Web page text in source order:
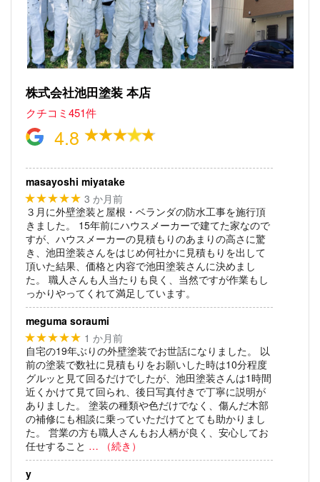
株式会社池田塗装 本店
クチコミ451件
4.8
masayoshi miyatake
★★★★★ 3 か月前
３月に外壁塗装と屋根・ベランダの防水工事を施行頂
きました。
15年前にハウスメーカーで建てた家なので
すが、ハウスメーカーの見積もりのあまりの高さに驚
き、池田塗装さんをはじめ何社かに見積もりを出して
頂いた結果、価格と内容で池田塗装さんに決めまし
た。
職人さんも人当たりも良く、当然ですが作業もし
っかりやってくれて満足しています。
meguma soraumi
★★★★★ 1 か月前
自宅の19年ぶりの外壁塗装でお世話になりました。
以
前の塗装で数社に見積もりをお願いした時は10分程度
グルッと見て回るだけでしたが、池田塗装さんは1時間
近くかけて見て回られ、後日写真付きで丁寧に説明が
ありました。
塗装の種類や色だけでなく、傷んだ木部
の補修にも相談に乗っていただけてとても助かりまし
た。
営業の方も職人さんもお人柄が良く、安心してお
任せすること … （続き）
y